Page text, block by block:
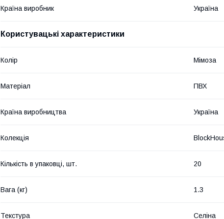
Країна виробник Україна
Користувацькі характеристики
Колір Мімоза
Матеріал ПВХ
Країна виробництва Україна
Колекція
Кількість в упаковці, шт. 20
Вага (кг) 1.3
Текстура Селіна